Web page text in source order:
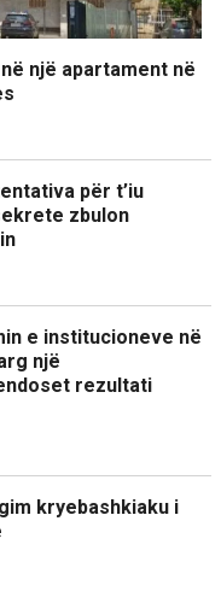
një apartament në
për t’iu
zbulon
e institucioneve në
një
rezultati
kryebashkiaku i